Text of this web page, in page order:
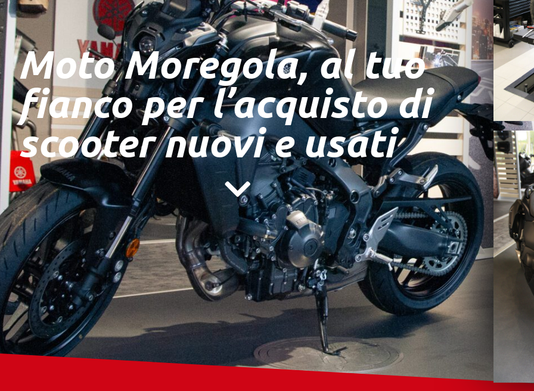
Moto Moregola, al tuo
fianco per l’acquisto di
scooter nuovi e usati